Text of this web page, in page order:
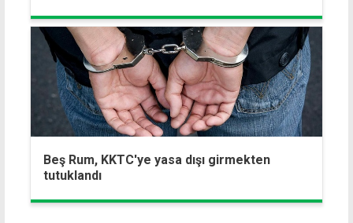
Beş Rum, KKTC'ye yasa dışı girmekten
tutuklandı